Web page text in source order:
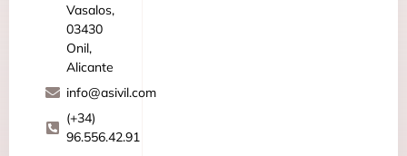
Vasalos,
03430
Onil,
Alicante
info@asivil.com
(+34)
96.556.42.91